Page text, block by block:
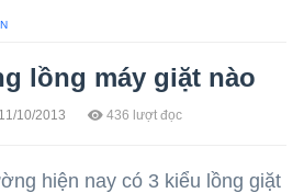
lồng máy giặt nào
11/10/2013 436 lượt đọc
hiện nay có 3 kiểu lồng giặt